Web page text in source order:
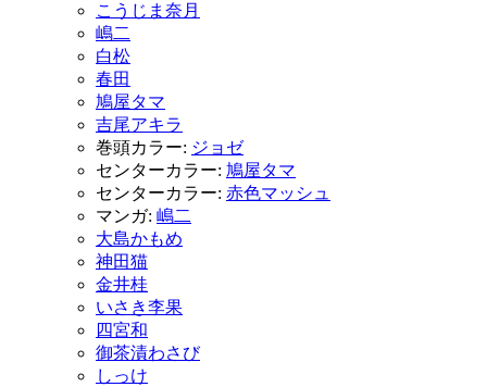
こうじま奈月
嶋二
白松
春田
鳩屋タマ
吉尾アキラ
巻頭カラー: ジョゼ
センターカラー: 鳩屋タマ
センターカラー: 赤色マッシュ
マンガ: 嶋二
大島かもめ
神田猫
金井桂
いさき李果
四宮和
御茶漬わさび
しっけ